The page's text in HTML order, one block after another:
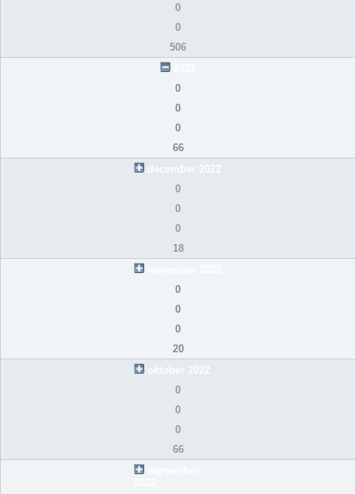
0
0
506
0
0
0
66
december 2022
0
0
0
18
0
0
0
20
oktober 2022
0
0
0
66